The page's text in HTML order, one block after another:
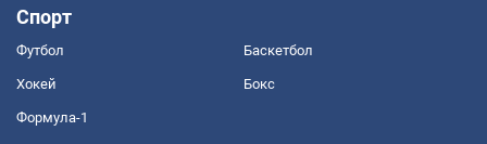
Спорт
Футбол Баскетбол
Хокей Бокс
Формула-1